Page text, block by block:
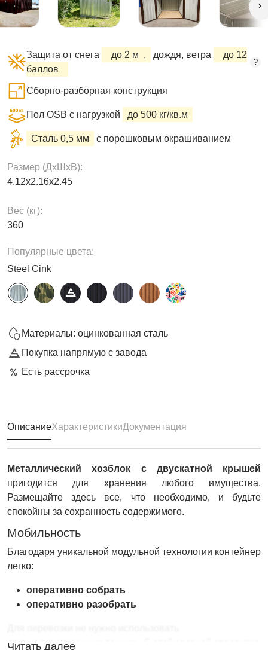
Защита от снега до 2 м , дождя, ветра
до 12
баллов
?
Сборно-разборная конструкция
Пол OSB с нагрузкой до 500 кг/кв.м
Сталь 0,5 мм с порошковым окрашиванием
Размер (ДxШxВ):
4.12х2.16х2.45
Вес (кг):
360
Популярные цвета:
Steel Cink
Материалы: оцинкованная сталь
Покупка напрямую с завода
Есть рассрочка
ОписаниеХарактеристикиДокументация
Металлический хозблок с двускатной крышей
пригодится для хранения любого имущества.
Размещайте здесь все, что необходимо, и будьте
спокойны за сохранность содержимого.
Мобильность
Благодаря уникальной модульной технологии контейнер
легко:
оперативно собрать
оперативно разобрать
специализированную технику. С этой задачей справится
Читать далее